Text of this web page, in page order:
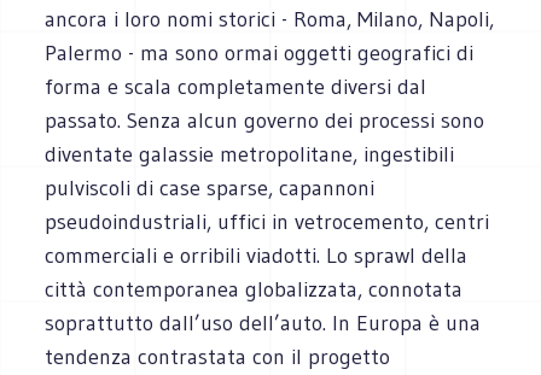
ancora i loro nomi storici - Roma, Milano, Napoli,
Palermo - ma sono ormai oggetti geografici di
forma e scala completamente diversi dal
passato. Senza alcun governo dei processi sono
diventate galassie metropolitane, ingestibili
pulviscoli di case sparse, capannoni
pseudoindustriali, uffici in vetrocemento, centri
commerciali e orribili viadotti. Lo sprawl della
città contemporanea globalizzata, connotata
soprattutto dall’uso dell’auto. In Europa è una
tendenza contrastata con il progetto